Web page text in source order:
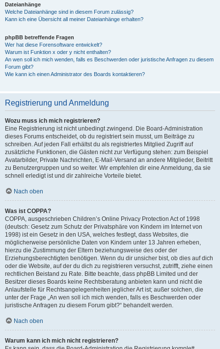
Dateianhänge
Welche Dateianhänge sind in diesem Forum zulässig?
Kann ich eine Übersicht all meiner Dateianhänge erhalten?
phpBB betreffende Fragen
Wer hat diese Forensoftware entwickelt?
Warum ist Funktion x oder y nicht enthalten?
An wen soll ich mich wenden, falls es Beschwerden oder juristische Anfragen zu diesem
Forum gibt?
Wie kann ich einen Administrator des Boards kontaktieren?
Registrierung und Anmeldung
Wozu muss ich mich registrieren?
Eine Registrierung ist nicht unbedingt zwingend. Die Board-Administration
dieses Forums entscheidet, ob du registriert sein musst, um Beiträge zu
schreiben. Auf jeden Fall erhältst du als registriertes Mitglied Zugriff auf
zusätzliche Funktionen, die Gästen nicht zur Verfügung stehen: zum Beispiel
Avatarbilder, Private Nachrichten, E-Mail-Versand an andere Mitglieder, Beitritt
zu Benutzergruppen und so weiter. Wir empfehlen dir eine Anmeldung, da sie
schnell erledigt ist und dir zahlreiche Vorteile bietet.
Nach oben
Was ist COPPA?
COPPA, ausgeschrieben Children’s Online Privacy Protection Act of 1998
(deutsch: Gesetz zum Schutz der Privatsphäre von Kindern im Internet von
1998) ist ein Gesetz in den USA, welches festlegt, dass Websites, die
möglicherweise persönliche Daten von Kindern unter 13 Jahren erheben,
hierzu die Zustimmung der Eltern beziehungsweise des oder der
Erziehungsberechtigten benötigen. Wenn du dir unsicher bist, ob dies auf dich
oder die Website, auf der du dich zu registrieren versuchst, zutrifft, ziehe einen
rechtlichen Beistand zu Rate. Bitte beachte, dass phpBB Limited und der
Besitzer dieses Boards keine Rechtsberatung anbieten kann und nicht die
Anlaufstelle für Rechtsangelegenheiten jeglicher Art ist; außer solchen, die
unter der Frage „An wen soll ich mich wenden, falls es Beschwerden oder
juristische Anfragen zu diesem Forum gibt?“ behandelt werden.
Nach oben
Warum kann ich mich nicht registrieren?